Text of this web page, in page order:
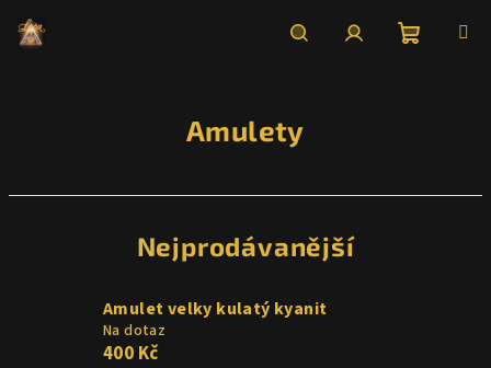
obsah
Amulety
Nejprodávanější
Amulet velky kulatý kyanit
Na dotaz
400 Kč